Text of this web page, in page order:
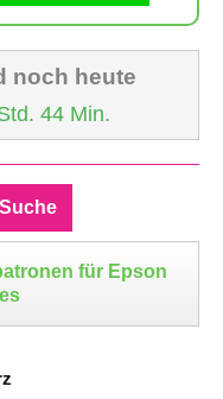
noch heute
44 Min.
für Epson